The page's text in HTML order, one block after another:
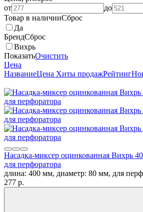
от
до
Товар в наличииСброс
Да
БрендСброс
Вихрь
ПоказатьОчистить
Цена
НазваниеЦена Хиты продажРейтинг
Насадка-миксер оцинкованная Вихрь
для перфоратора
длина: 400 мм, диаметр: 80 мм, для
277 p.